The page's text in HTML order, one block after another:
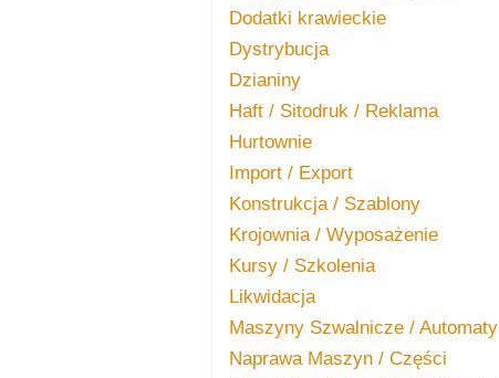
Dodatki krawieckie
Dystrybucja
Dzianiny
Haft / Sitodruk / Reklama
Hurtownie
Import / Export
Konstrukcja / Szablony
Krojownia / Wyposażenie
Kursy / Szkolenia
Likwidacja
Maszyny Szwalnicze / Automaty
Naprawa Maszyn / Części